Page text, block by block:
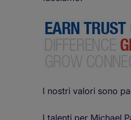
I nostri valori sono
I talenti per Michael